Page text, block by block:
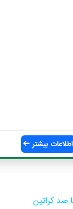
اطلاعات بیشتر
صد كراتين